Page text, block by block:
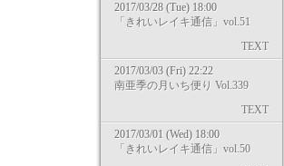
2017/03/28 (Tue) 18:00
「きれいレイキ通信」vol.51
TEXT
2017/03/03 (Fri) 22:22
南亜季の月いち便り Vol.339
TEXT
2017/03/01 (Wed) 18:00
「きれいレイキ通信」vol.50